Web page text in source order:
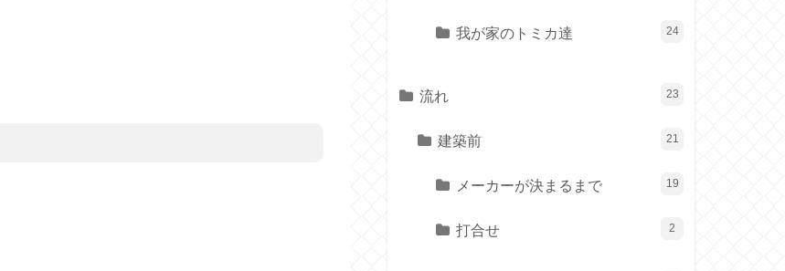
我が家のトミカ達 24
流れ 23
建築前 21
メーカーが決まるまで 19
打合せ 2